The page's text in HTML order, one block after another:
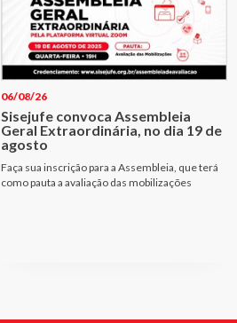
06/08/26
Sisejufe convoca Assembleia
Geral Extraordinária, no dia 19 de
agosto
Faça sua inscrição para a Assembleia, que terá
como pauta a avaliação das mobilizações